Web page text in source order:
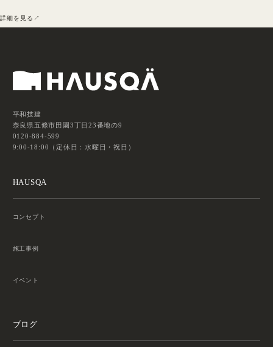
詳細を見る
平和技建
奈良県五條市田園3丁目23番地の9
0120-884-599
9:00-18:00（定休日：水曜日・祝日）
HAUSQA
コンセプト
施工事例
イベント
ブログ